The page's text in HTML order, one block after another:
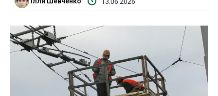
Робота і освіта
Публікації